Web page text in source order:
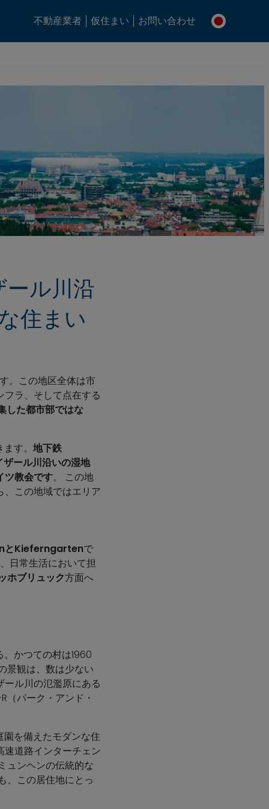
不動産業者 仮住まい お問い合わせ
ール川沿
住まい
。この地区全体は市
ラ、そして点在する
した都市部ではな
す。 地下鉄
ザール川沿いの湿地
ツ教会です。 この地
この地域ではエリア
とKieferngartenで
日常生活において担
ブリュック方面へ
かつての村は1960
景観は、数は少ない
ル川の氾濫原にある
（パーク・アンド・
を備えたモダンな住
道路インターチェン
ュンヘンの伝統的な
、この居住地にとっ